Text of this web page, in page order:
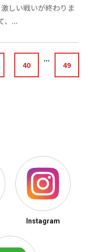
しい戦いが終わりま
、...
40
...
49
Instagram